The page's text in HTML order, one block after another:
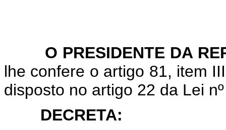
O PRESIDENTE DA
lhe confere o artigo 81, item
disposto no artigo 22 da Lei
DECRETA: